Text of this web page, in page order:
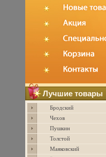
Лучшие товары
Бродский
Чехов
Пушкин
Толстой
Маяковский